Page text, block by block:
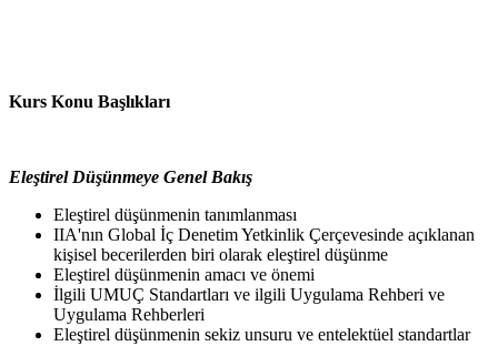
Kurs Konu Başlıkları
Eleştirel Düşünmeye Genel Bakış
Eleştirel düşünmenin tanımlanması
IIA'nın Global İç Denetim Yetkinlik Çerçevesinde açıklanan
kişisel becerilerden biri olarak eleştirel düşünme
Eleştirel düşünmenin amacı ve önemi
İlgili UMUÇ Standartları ve ilgili Uygulama Rehberi ve
Uygulama Rehberleri
Eleştirel düşünmenin sekiz unsuru ve entelektüel standartlar